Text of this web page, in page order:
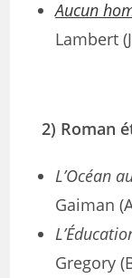
Aucun
Lambert
2) Roman
L’Océan
Gaiman
Gregory